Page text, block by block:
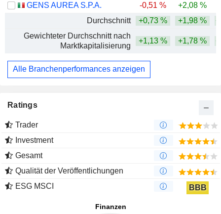
GENS AUREA S.P.A.
-0,51 %
+2,08 %
Durchschnitt
+0,73 % +1,98 %
Gewichteter Durchschnitt nach
Marktkapitalisierung
+1,13 % +1,78 %
Alle Branchenperformances anzeigen
Ratings
Trader
Investment
Gesamt
Qualität der Veröffentlichungen
ESG MSCI
BBB